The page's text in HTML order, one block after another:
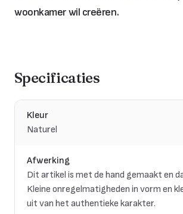
woonkamer wil creëren.
Specificaties
Kleur
Naturel
Afwerking
Dit artikel is met de hand gemaakt en
Kleine onregelmatigheden in vorm en
uit van het authentieke karakter.